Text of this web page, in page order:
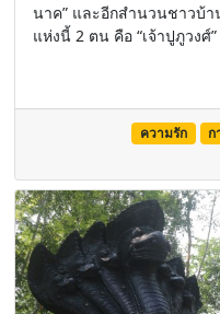
นาค” และอีกสำนวนชาวบ้
แห่งนี้ 2 ตน คือ “เจ้าปูภูวงศ์
ความรัก ก